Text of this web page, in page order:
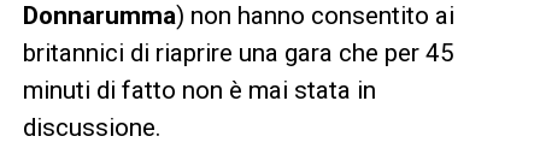
Donnarumma) non hanno consentito ai
britannici di riaprire una gara che per 45
minuti di fatto non è mai stata in
discussione.